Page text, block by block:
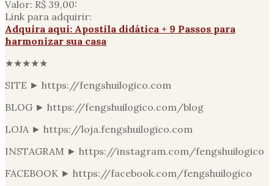
Valor: R$ 39,00:
Link para adquirir:
Adquira aqui: Apostila didática + 9 Passos para
harmonizar sua casa
★★★★★
SITE ► https://fengshuilogico.com
BLOG ► https://fengshuilogico.com/blog
LOJA ► https://loja.fengshuilogico.com
INSTAGRAM ► https://instagram.com/fengshuilogico
FACEBOOK ► https://facebook.com/fengshuilogico